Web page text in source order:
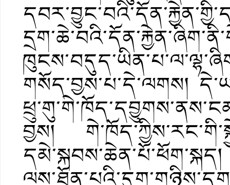
གསོད་བྱས་པ་དེ་ལགས།
བྱས།